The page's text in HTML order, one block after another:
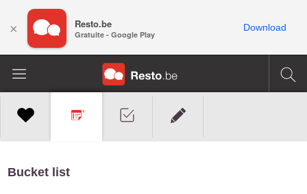
Bucket list
× Resto.be
Gratuite - Google Play
Download